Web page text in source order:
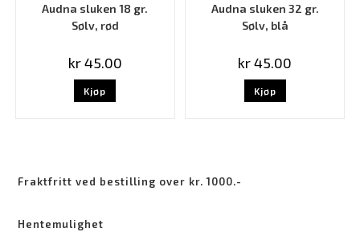
Audna sluken 18 gr.
Sølv, rød
kr45.00
Kjøp
Audna sluken 32 gr.
Sølv, blå
kr45.00
Kjøp
Fraktfritt ved bestilling over kr. 1000.-
Hentemulighet